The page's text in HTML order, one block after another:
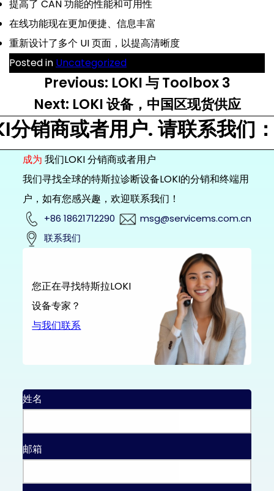
提高了 CAN 功能的性能和可用性
在线功能现在更加便捷、信息丰富
重新设计了多个 UI 页面，以提高清晰度
Posted in Uncategorized
导
航
Previous: LOKI 与 Toolbox 3
Next: LOKI 设备，中国区现货供应
分销商或者用户. 请联系我
成为 我们LOKI 分销商或者用户
我们寻找全球的特斯拉诊断设备LOKI的分销和终端用
户，如有您感兴趣，欢迎联系我们！
+86 18621712290
msg@servicems.com.cn
联系我们
您正在寻找特斯拉LOKI
设备专家？
与我们联系
姓名
邮箱